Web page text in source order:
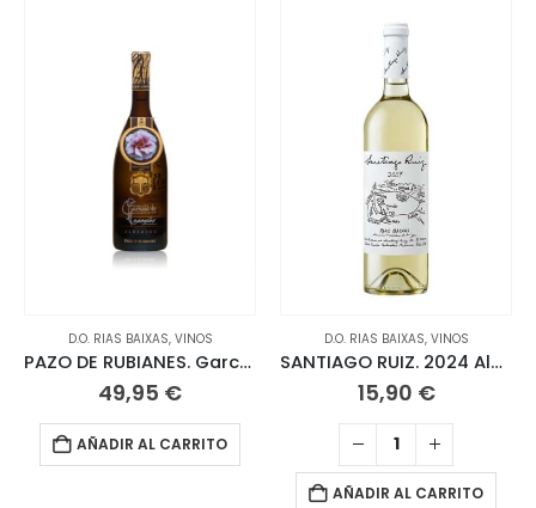
D.O. RIAS BAIXAS, VINOS
PAZO DE RUBIANES. García de Caamaño. 2022 Albariño Magnum 1,5 L
49,95 €
AÑADIR AL CARRITO
D.O. RIAS BAIXAS, VINOS
SANTIAGO RUIZ. 2024 Albariño 75 CL
15,90 €
AÑADIR AL CARRITO